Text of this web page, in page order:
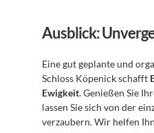
Ausblick:
Eine gut geplante und
Schloss Köpenick schafft
Ewigkeit. Genießen Sie
lassen Sie sich von der
verzaubern. Wir helfen